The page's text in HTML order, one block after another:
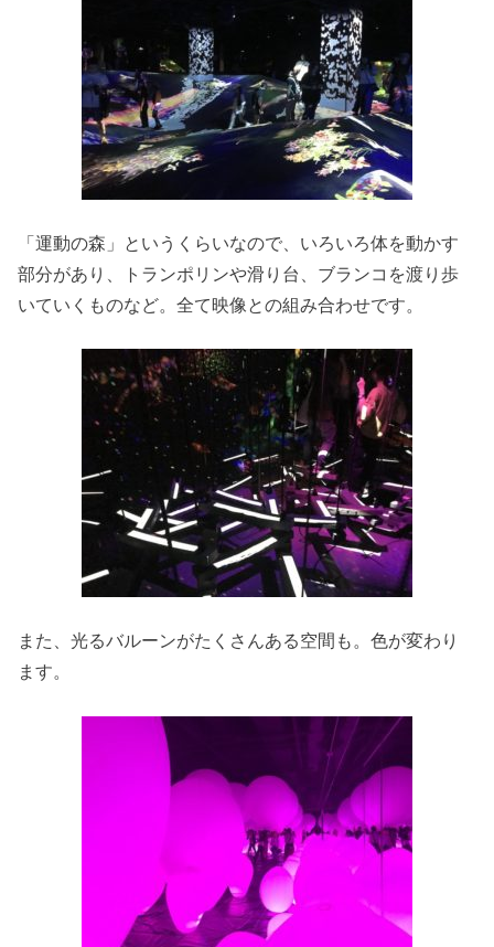
「運動の森」というくらいなので、いろいろ体を動かす
部分があり、トランポリンや滑り台、ブランコを渡り歩
いていくものなど。全て映像との組み合わせです。
また、光るバルーンがたくさんある空間も。色が変わり
ます。